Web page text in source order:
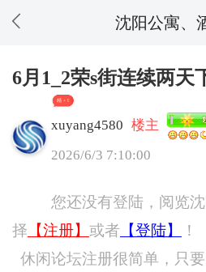
沈阳公寓、
6月1_2荣s街连续两天
精 + 9
xuyang4580 楼主
2026/6/3 7:10:00
您还没有登陆，阅览
择 【注册】 或者 【登陆】
！
休闲论坛注册很简单，只要